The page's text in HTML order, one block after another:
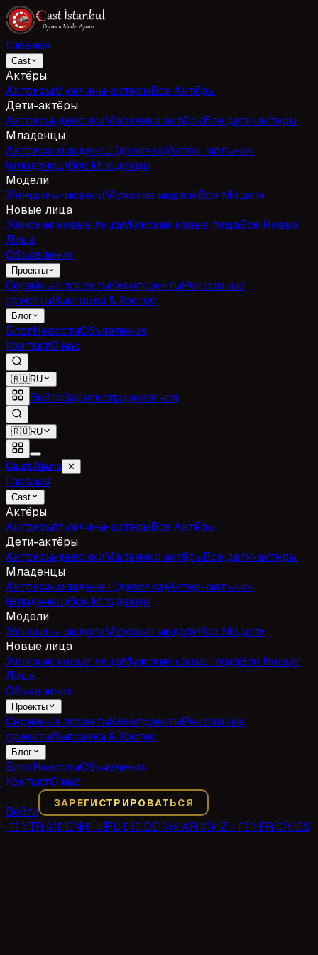
Главная
Cast
Актёры
АктрисыМужчины-актёрыВсе Актёры
Дети-актёры
Актрисы-девочкиМальчики актёрыВсе дети-актёры
Младенцы
Актриса-младенец (девочка)Актёр-мальчик
(младенец)Все Младенцы
Модели
Женщины-моделиМужские моделиВсе Модели
Новые лица
Женские новые лицаМужские новые лицаВсе Новые
Лица
Объявления
Проекты
Серийные проектыКинопроектыРекламные
проектыВыставка & Хостес
Блог
БлогНовостиОбъявления
КонтактО нас
🇷🇺RU
ВойтиЗарегистрироваться
🇷🇺RU
Cast Ajans ✕
Главная
Cast
Актёры
АктрисыМужчины-актёрыВсе Актёры
Дети-актёры
Актрисы-девочкиМальчики актёрыВсе дети-актёры
Младенцы
Актриса-младенец (девочка)Актёр-мальчик
(младенец)Все Младенцы
Модели
Женщины-моделиМужские моделиВсе Модели
Новые лица
Женские новые лицаМужские новые лицаВсе Новые
Лица
Объявления
Проекты
Серийные проектыКинопроектыРекламные
проектыВыставка & Хостес
Блог
БлогНовостиОбъявления
КонтактО нас
Войти
ЗАРЕГИСТРИРОВАТЬСЯ
🇹🇷TR🇬🇧EN🇷🇺RU🇩🇪DE🇸🇦AR🇨🇳ZH🇫🇷FR🇪🇸ES